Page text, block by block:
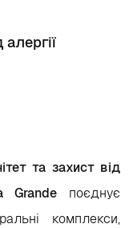
алергії
та захист від
Grande поєднує
комплекси,